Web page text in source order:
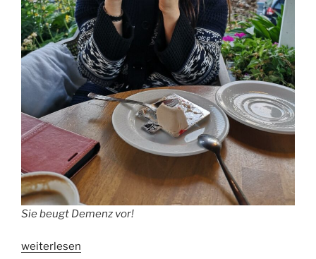
Sie beugt Demenz vor!
„Studie:
weiterlesen